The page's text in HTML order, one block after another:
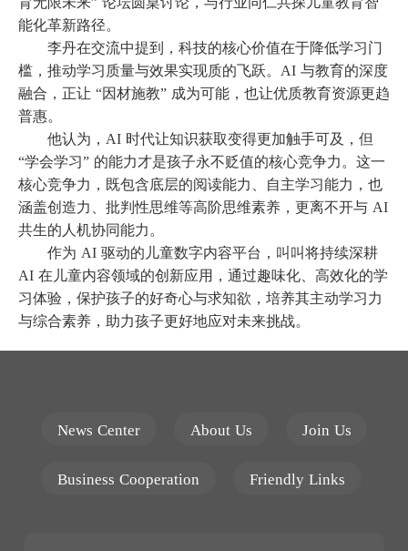
能化革新路径。
李丹在交流中提到，科技的核心价值在于降低学习门
槛，推动学习质量与效果实现质的飞跃。 AI 与教育的深度
融合，正让 “因材施教” 成为可能，也让优质教育资源更趋
普惠。
他认为， AI 时代让知识获取变得更加触手可及，但
“学会学习” 的能力才是孩子永不贬值的核心竞争力。这一
核心竞争力，既包含底层的阅读能力、自主学习能力，也
涵盖创造力、批判性思维等高阶思维素养，更离不开与 AI
共生的人机协同能力。
作为 AI 驱动的儿童数字内容平台，叫叫将持续深耕
AI 在儿童内容领域的创新应用，通过趣味化、高效化的学
习体验，保护孩子的好奇心与求知欲，培养其主动学习力
与综合素养，助力孩子更好地应对未来挑战。
News Center About Us Join Us
Business Cooperation Friendly Links